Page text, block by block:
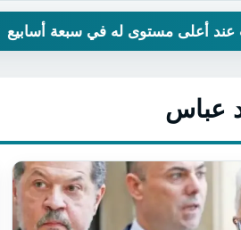
له في سبعة أسابيع حين
عباس